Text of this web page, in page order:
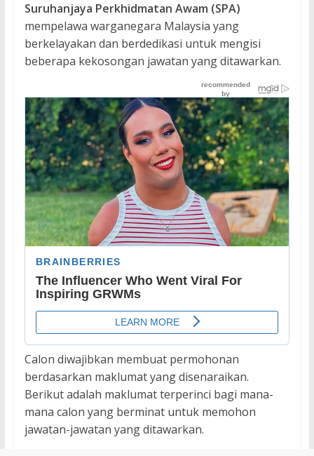
Suruhanjaya Perkhidmatan Awam (SPA)
mempelawa warganegara Malaysia yang
berkelayakan dan berdedikasi untuk mengisi
beberapa kekosongan jawatan yang ditawarkan.
Calon diwajibkan membuat permohonan
berdasarkan maklumat yang disenaraikan.
Berikut adalah maklumat terperinci bagi mana-
mana calon yang berminat untuk memohon
jawatan-jawatan yang ditawarkan.